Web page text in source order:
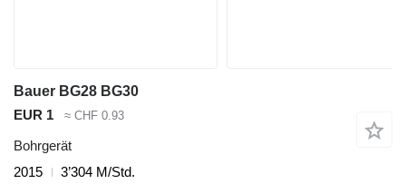
Bauer BG28 BG30
EUR 1
≈ CHF 0.93
Bohrgerät
2015
3’304 M/Std.